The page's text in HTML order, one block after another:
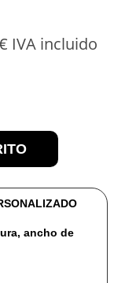
IVA incluido
ancho de